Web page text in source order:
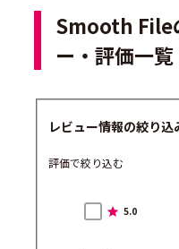
Smooth File
ー・評価一覧
レビュー情報の絞り込
評価で絞り込む
5.0